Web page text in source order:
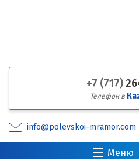
+7 (717)
Телефон в
info@polevskoi-mramor.com
Меню